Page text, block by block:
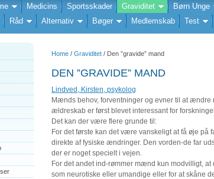
Medicins Sportsskader Graviditet Børn Unge
Råd Alternativ Bøger Medlemskab Test
Home / Graviditet / Den ”gravide” mand
DEN ”GRAVIDE” MAND
Lindved, Kirsten, psykolog
Mænds behov, forventninger og evner til at
ældreskab er først blevet interessant for
Det kan der være flere grunde til:
For det første kan det være vanskeligt at få øje på
direkte af fysiske ændringer. Den vorden-de far
der er noget specielt i vejen.
For det andet ind-rømmer mænd kun modvilligt,
som neurotiske eller umandige eller for at skåne